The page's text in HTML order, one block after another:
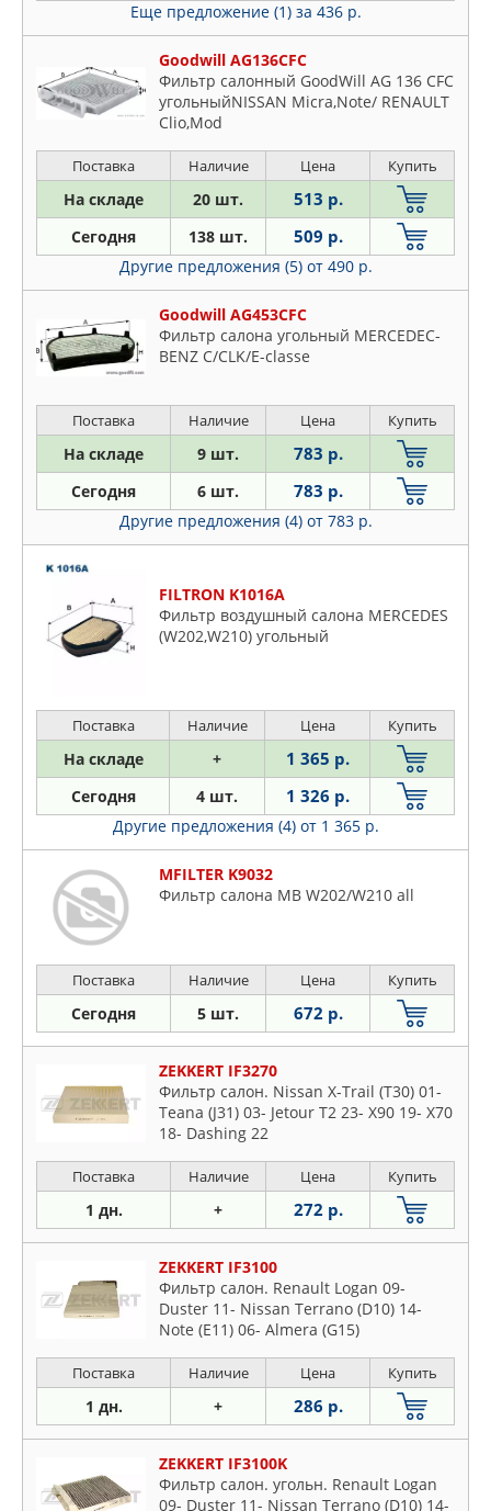
Еще предложение (1) за 436 р.
Goodwill AG136CFC
Фильтр салонный GoodWill AG 136 CFC
угольныйNISSAN Micra,Note/ RENAULT
Clio,Mod
Поставка Наличие Цена Купить
На складе 20 шт. 513 р.
Сегодня 138 шт. 509 р.
Другие предложения (5) от 490 р.
Goodwill AG453CFC
Фильтр салона угольный MERCEDEC-
BENZ C/CLK/E-classe
Поставка Наличие Цена Купить
На складе 9 шт. 783 р.
Сегодня 6 шт. 783 р.
Другие предложения (4) от 783 р.
FILTRON K1016A
Фильтр воздушный салона MERCEDES
(W202,W210) угольный
Поставка Наличие Цена Купить
На складе + 1 365 р.
Сегодня 4 шт. 1 326 р.
Другие предложения (4) от 1 365 р.
MFILTER K9032
Фильтр салона MB W202/W210 all
Поставка Наличие Цена Купить
Сегодня 5 шт. 672 р.
ZEKKERT IF3270
Фильтр салон. Nissan X-Trail (T30) 01-
Teana (J31) 03- Jetour T2 23- X90 19- X70
18- Dashing 22
Поставка Наличие Цена Купить
1 дн. + 272 р.
ZEKKERT IF3100
Фильтр салон. Renault Logan 09-
Duster 11- Nissan Terrano (D10) 14-
Note (E11) 06- Almera (G15)
Поставка Наличие Цена Купить
1 дн. + 286 р.
ZEKKERT IF3100K
Фильтр салон. угольн. Renault Logan
09- Duster 11- Nissan Terrano (D10) 14-